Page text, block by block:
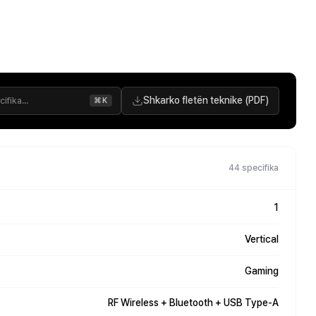
⌘K Shkarko fletën teknike (PDF)
44 specifika
1
Vertical
Gaming
RF Wireless + Bluetooth + USB Type-A